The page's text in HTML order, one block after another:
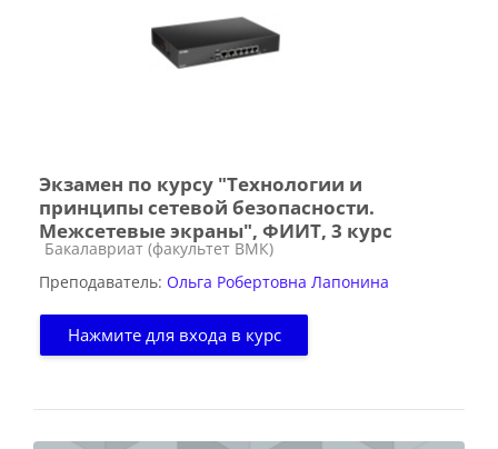
Экзамен по курсу "Технологии и
принципы сетевой безопасности.
Межсетевые экраны", ФИИТ, 3 курс
Категория курса
Бакалавриат (факультет ВМК)
Преподаватель: Ольга Робертовна Лапонина
Нажмите для входа в курс